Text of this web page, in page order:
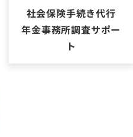
社会保険手続き代行
年金事務所調査サポー
ト